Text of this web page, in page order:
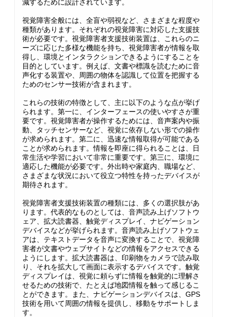
減するために設計されています。
視覚障害全般には、全盲や弱視など、さまざまな程度や
種類があります。それぞれの視覚障害に対応した支援技
術が必要です。視覚障害者支援技術装置は、これらのニ
ーズに応じた多様な機能を持ち、視覚障害者が情報を取
得し、環境とインタラクションできるようにすることを
目的としています。例えば、文書や標識を読むために音
声化する装置や、周囲の物体を認識して位置を把握する
ためのセンサー技術が含まれます。
これらの技術の特徴として、主に以下のような点が挙げ
られます。第一に、インターフェースの使いやすさが重
要です。視覚障害者が操作するためには、音声案内や振
動、タッチセンサーなど、視覚に依存しない形での操作
が求められます。第二に、迅速な情報取得が可能である
ことが求められます。情報を即座に得られることは、日
常生活や学習において非常に重要です。第三に、環境に
適応した機能が必要です。外出時や家庭内、職場など、
さまざまな状況において役立つ特性を持ったデバイスが
期待されます。
視覚障害者支援技術装置の種類には、多くの選択肢があ
ります。代表的なものとしては、音声読み上げソフトウ
ェア、拡大読書器、触覚ディスプレイ、ナビゲーション
デバイスなどが挙げられます。音声読み上げソフトウェ
アは、テキストデータを音声に変換することで、視覚障
害者が文書やウェブサイトなどの情報をアクセスできる
ようにします。拡大読書器は、印刷物をカメラで読み取
り、それを拡大して画面に表示するデバイスです。触覚
ディスプレイは、視覚に頼らずに情報を触覚的に理解さ
せるための技術で、たとえば地図情報を触って感じるこ
とができます。また、ナビゲーションデバイスは、GPS
技術を用いて周囲の情報を提供し、移動をサポートしま
す。